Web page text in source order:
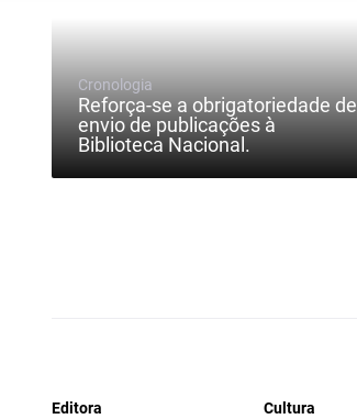
Cronologia
Reforça-se a obrigatoriedade de
envio de publicações à
Biblioteca Nacional.
Editora
Cultura